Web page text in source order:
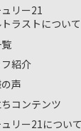
リー21
ラストについて
紹介
声
コンテンツ
リー21について